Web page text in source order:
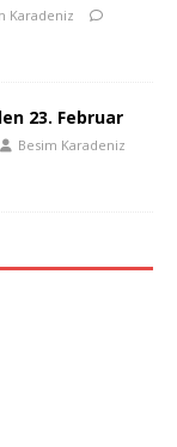
Karadeniz
23. Februar
Besim Karadeniz